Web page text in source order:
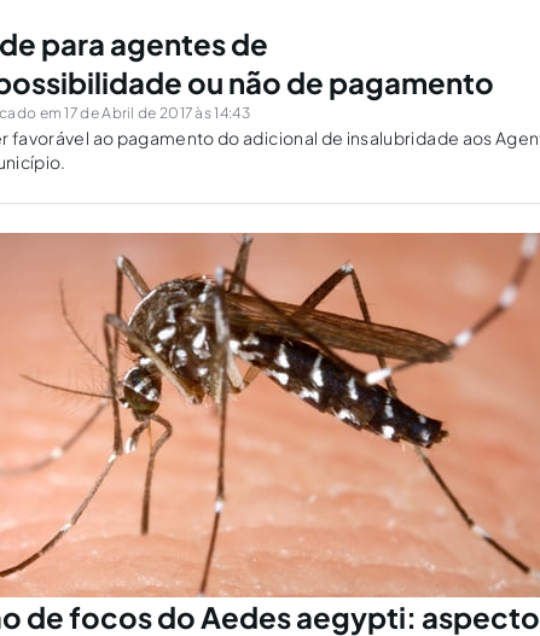
para agentes de
ou não de pagamento
em 17 de Abril de 2017 às 14:43
favorável ao pagamento do adicional de insalubridade aos
de focos do Aedes aegypti: